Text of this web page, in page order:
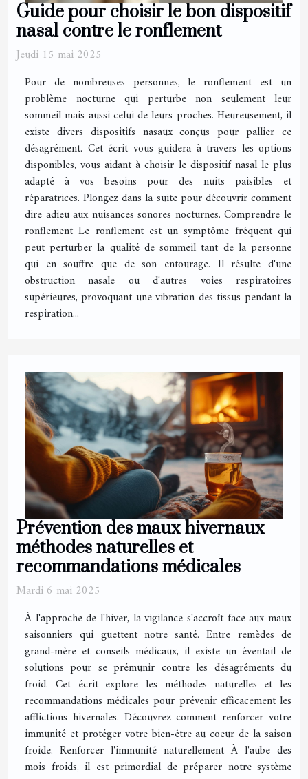
Guide pour choisir le bon dispositif
nasal contre le ronflement
Jeudi 15 mai 2025
Pour de nombreuses personnes, le ronflement est un
problème nocturne qui perturbe non seulement leur
sommeil mais aussi celui de leurs proches. Heureusement, il
existe divers dispositifs nasaux conçus pour pallier ce
désagrément. Cet écrit vous guidera à travers les options
disponibles, vous aidant à choisir le dispositif nasal le plus
adapté à vos besoins pour des nuits paisibles et
réparatrices. Plongez dans la suite pour découvrir comment
dire adieu aux nuisances sonores nocturnes. Comprendre le
ronflement Le ronflement est un symptôme fréquent qui
peut perturber la qualité de sommeil tant de la personne
qui en souffre que de son entourage. Il résulte d'une
obstruction nasale ou d'autres voies respiratoires
supérieures, provoquant une vibration des tissus pendant la
respiration...
Prévention des maux hivernaux
méthodes naturelles et
recommandations médicales
Mardi 6 mai 2025
À l'approche de l'hiver, la vigilance s'accroît face aux maux
saisonniers qui guettent notre santé. Entre remèdes de
grand-mère et conseils médicaux, il existe un éventail de
solutions pour se prémunir contre les désagréments du
froid. Cet écrit explore les méthodes naturelles et les
recommandations médicales pour prévenir efficacement les
afflictions hivernales. Découvrez comment renforcer votre
immunité et protéger votre bien-être au coeur de la saison
froide. Renforcer l'immunité naturellement À l'aube des
mois froids, il est primordial de préparer notre système